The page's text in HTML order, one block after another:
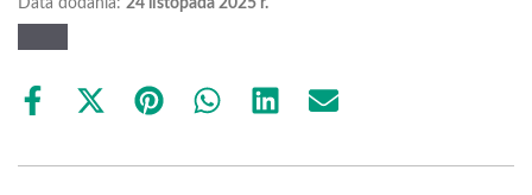
Data dodania: 24 listopada 2025 r.
Share
Share
(Twitter)
Share Share Share Share